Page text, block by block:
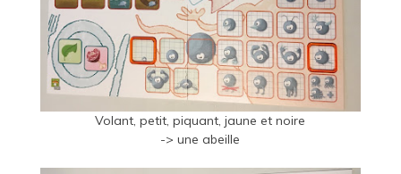
Volant, petit, piquant, jaune et noire
-> une abeille